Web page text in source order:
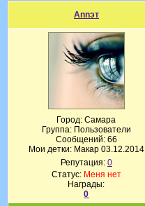
Annэт
Город: Самара
Группа: Пользователи
Сообщений: 66
Мои детки: Макар 03.12.2014
Репутация: 0
Статус: Меня нет
Награды:
0